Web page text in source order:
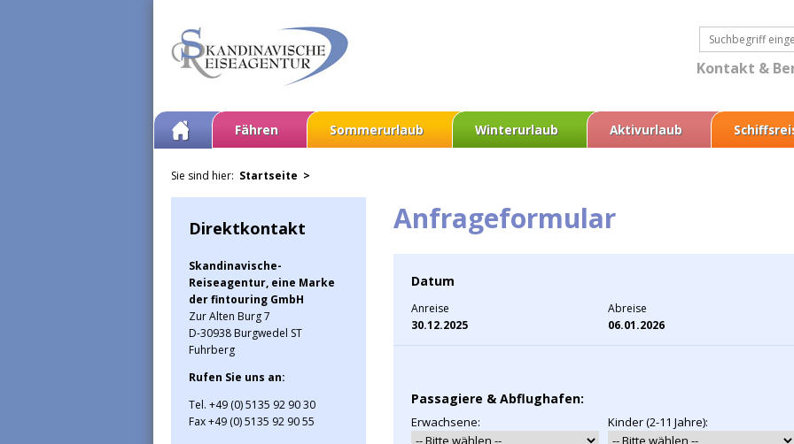
Kontakt &
Fähren Sommerurlaub Winterurlaub Aktivurlaub
Sie sind hier: Startseite >
Direktkontakt
Skandinavische-
Reiseagentur, eine Marke
der fintouring GmbH
Zur Alten Burg 7
D-30938 Burgwedel ST
Fuhrberg
Rufen Sie uns an:
Tel. +49 (0) 5135 92 90 30
Fax +49 (0) 5135 92 90 55
Anfrageformular
Datum
Anreise
30.12.2025
Abreise
06.01.2026
Passagiere & Abflughafen:
Erwachsene: Kinder (2-11 Jahre):